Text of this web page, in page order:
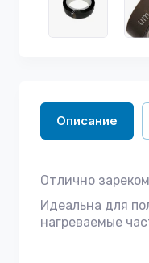
Описание
Отлично
Идеальна для
нагреваемые